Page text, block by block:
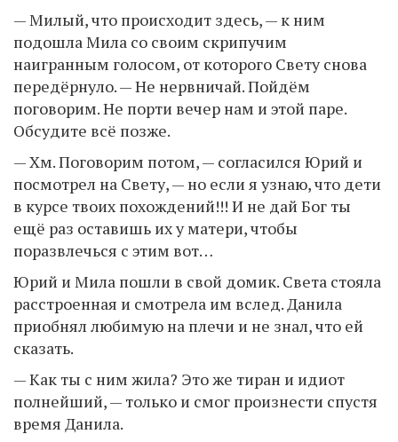
— Милый, что происходит здесь, — к ним
подошла Мила со своим скрипучим
наигранным голосом, от которого Свету снова
передёрнуло. — Не нервничай. Пойдём
поговорим. Не порти вечер нам и этой паре.
Обсудите всё позже.
— Хм. Поговорим потом, — согласился Юрий и
посмотрел на Свету, — но если я узнаю, что дети
в курсе твоих похождений!!! И не дай Бог ты
ещё раз оставишь их у матери, чтобы
поразвлечься с этим вот…
Юрий и Мила пошли в свой домик. Света стояла
расстроенная и смотрела им вслед. Данила
приобнял любимую на плечи и не знал, что ей
сказать.
— Как ты с ним жила? Это же тиран и идиот
полнейший, — только и смог произнести спустя
время Данила.